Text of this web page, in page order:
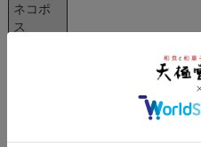
ネコポ
ス
※配送便ごとに送料を頂戴し
合計金額
【ネコポスについて】ネコポ